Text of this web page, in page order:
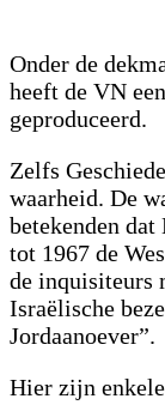
Onder de
heeft de VN
geproduceerd.
Zelfs
waarheid. De
betekenden dat
tot 1967 de
de inquisiteurs
Israëlische
Jordaanoever”.
Hier zijn